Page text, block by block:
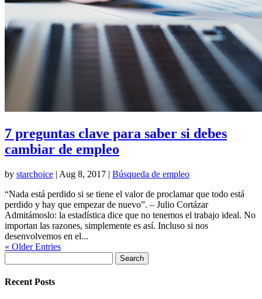
7 preguntas clave para saber si debes
cambiar de empleo
by starchoice | Aug 8, 2017 | Búsqueda de empleo
“Nada está perdido si se tiene el valor de proclamar que todo está
perdido y hay que empezar de nuevo”. – Julio Cortázar
Admitámoslo: la estadística dice que no tenemos el trabajo ideal. No
importan las razones, simplemente es así. Incluso si nos
desenvolvemos en el...
« Older Entries
for:
Recent Posts